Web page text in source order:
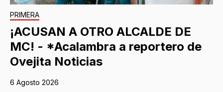
PRIMERA
¡ACUSAN A OTRO ALCALDE DE
MC! - *Acalambra a reportero de
Ovejita Noticias
6 Agosto 2026